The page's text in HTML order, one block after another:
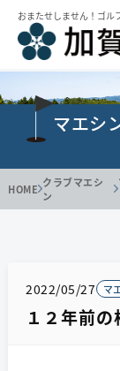
おまたせしません！ゴル
マエシ
HOME クラブマエシ
ン
2022/05/27 マ
１２年前